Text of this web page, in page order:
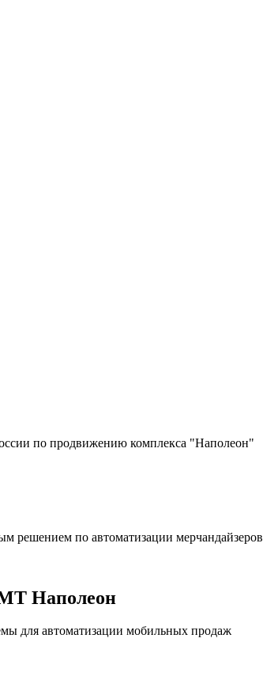
по продвижению комплекса "Наполеон"
решением по автоматизации мерчандайзеров
Наполеон
для автоматизации мобильных продаж